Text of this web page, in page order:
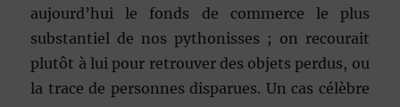
aujourd’hui le fonds de commerce le plus
substantiel de nos pythonisses ; on recourait
plutôt à lui pour retrouver des objets perdus, ou
la trace de personnes disparues. Un cas célèbre